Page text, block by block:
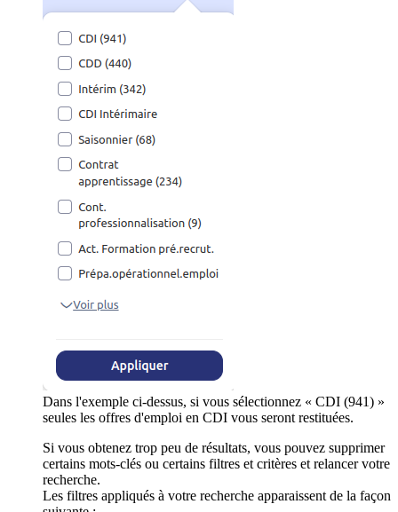
Dans l'exemple ci-dessus, si vous sélectionnez « CDI (941) »
seules les offres d'emploi en CDI vous seront restituées.
Si vous obtenez trop peu de résultats, vous pouvez supprimer
certains mots-clés ou certains filtres et critères et relancer votre
recherche.
Les filtres appliqués à votre recherche apparaissent de la façon